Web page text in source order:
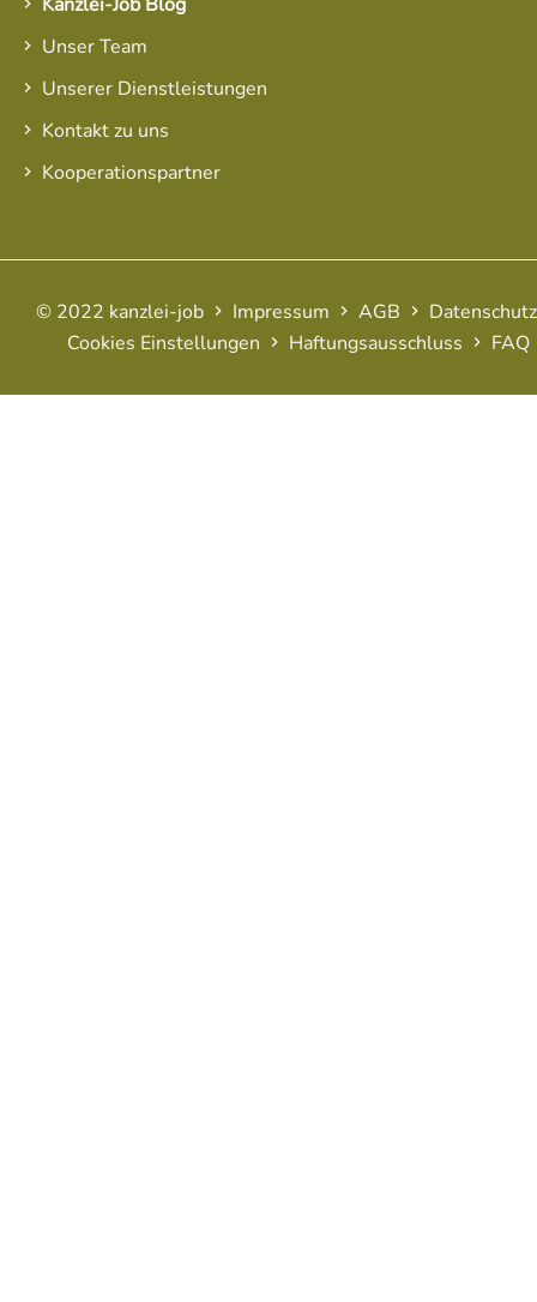
Unser Team
Unserer Dienstleistungen
Kontakt zu uns
Kooperationspartner
© 2022 kanzlei-job Impressum AGB
Datenschutz
Cookies Einstellungen
Haftungsausschluss FAQ